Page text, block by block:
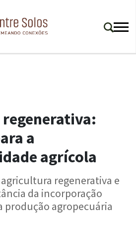
a
agrícola
agricultura regenerativa e
da incorporação
produção agropecuária